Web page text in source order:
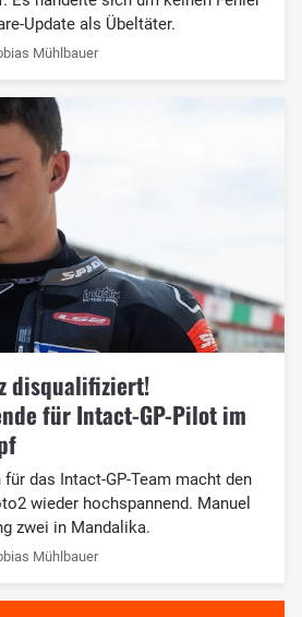
Update als Übeltäter.
Mühlbauer
disqualifiziert!
für Intact-GP-Pilot im
das Intact-GP-Team macht den
wieder hochspannend. Manuel
zwei in Mandalika.
Mühlbauer